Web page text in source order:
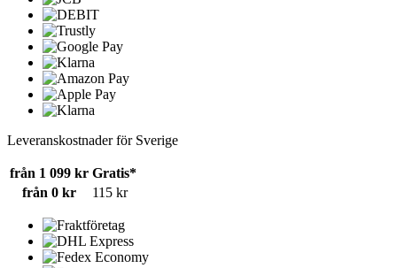
Leveranskostnader för Sverige
från 1 099 kr Gratis*
från 0 kr
115 kr